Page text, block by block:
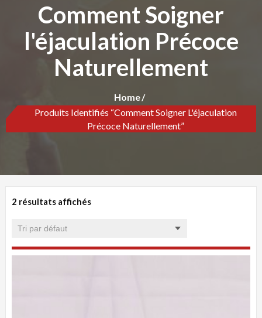
Comment Soigner
l'éjaculation Précoce
Naturellement
Home
Produits Identifiés “Comment Soigner L'éjaculation
Précoce Naturellement”
2 résultats affichés